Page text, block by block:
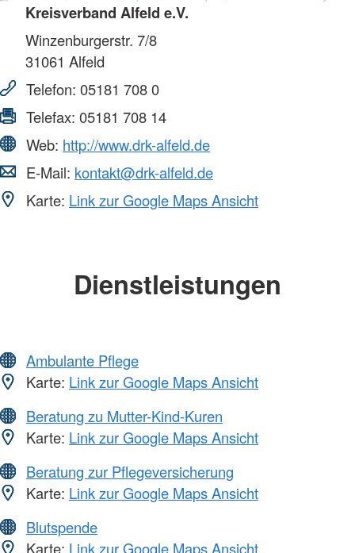
Kreisverband Alfeld e.V.
Winzenburgerstr. 7/8
31061 Alfeld
Telefon: 05181 708 0
Telefax: 05181 708 14
Web: http://www.drk-alfeld.de
E-Mail: kontakt@drk-alfeld.de
Karte: Link zur Google Maps Ansicht
Dienstleistungen
Ambulante Pflege
Karte: Link zur Google Maps Ansicht
Beratung zu Mutter-Kind-Kuren
Karte: Link zur Google Maps Ansicht
Beratung zur Pflegeversicherung
Karte: Link zur Google Maps Ansicht
Blutspende
Karte: Link zur Google Maps Ansicht